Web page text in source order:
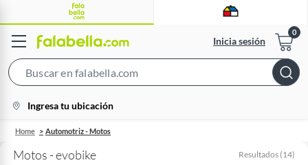
Inicia sesión
Bar
location-
icon
Ingresa tu ubicación
Home Automotriz - Motos
Motos - evobike Resultados (14)